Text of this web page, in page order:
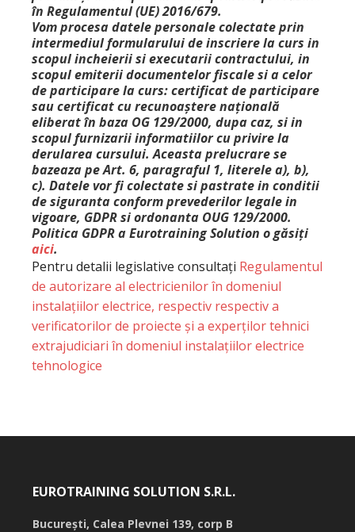
în Regulamentul (UE) 2016/679.
Vom procesa datele personale colectate prin
intermediul formularului de inscriere la curs in
scopul incheierii si executarii contractului, in
scopul emiterii documentelor fiscale si a celor
de participare la curs: certificat de participare
sau certificat cu recunoaștere națională
eliberat în baza OG 129/2000, dupa caz, si in
scopul furnizarii informatiilor cu privire la
derularea cursului. Aceasta prelucrare se
bazeaza pe Art. 6, paragraful 1, literele a), b),
c). Datele vor fi colectate si pastrate in conditii
de siguranta conform prevederilor legale in
vigoare, GDPR si ordonanta OUG 129/2000.
Politica GDPR a Eurotraining Solution o găsiți
aici.
Pentru detalii legislative consultați Regulamentul
de autorizare al electricienilor în domeniul
instalațiilor electrice, respectiv respectiv a
verificatorilor de proiecte și a experților tehnici
extrajudiciari în domeniul instalațiilor electrice
tehnologice
EUROTRAINING SOLUTION S.R.L.
București, Calea Plevnei 139, corp B